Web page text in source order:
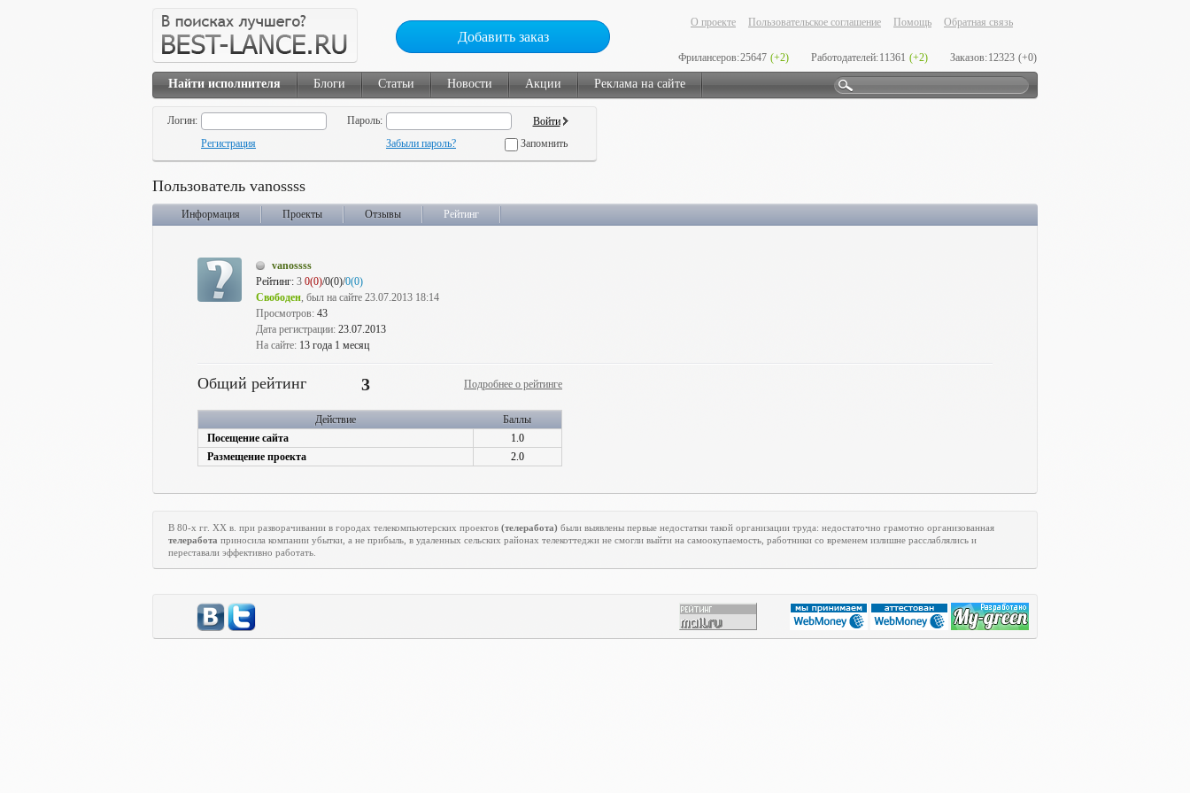
Добавить заказ
О проекте Пользовательское соглашение Помощь Обратная связь
Фрилансеров:25647 (+2) Работодателей:11361 (+2) Заказов:12323 (+0)
Найти исполнителя Блоги Статьи Новости Акции Реклама на сайте
Логин:
Пароль:
Регистрация
Забыли пароль? Запомнить
Пользователь vanossss
Информация Проекты Отзывы Рейтинг
vanossss
Рейтинг: 3 0(0)/0(0)/0(0)
Свободен, был на сайте 23.07.2013 18:14
Просмотров: 43
Дата регистрации: 23.07.2013
На сайте: 13 года 1 месяц
Общий рейтинг 3 Подробнее о рейтинге
Действие
Баллы
Посещение сайта
1.0
Размещение проекта
2.0
В 80-х гг. XX в. при разворачивании в городах телекомпьютерских проектов (телеработа) были выявлены первые недостатки такой организации труда: недостаточно грамотно организованная
телеработа приносила компании убытки, а не прибыль, в удаленных сельских районах телекоттеджи не смогли выйти на самоокупаемость, работники со временем излишне расслаблялись и
переставали эффективно работать.